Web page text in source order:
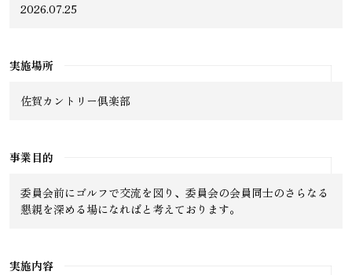
2026.07.25
実施場所
佐賀カントリー倶楽部
事業目的
委員会前にゴルフで交流を図り、委員会の会員同士のさらなる
懇親を深める場になればと考えております。
実施内容